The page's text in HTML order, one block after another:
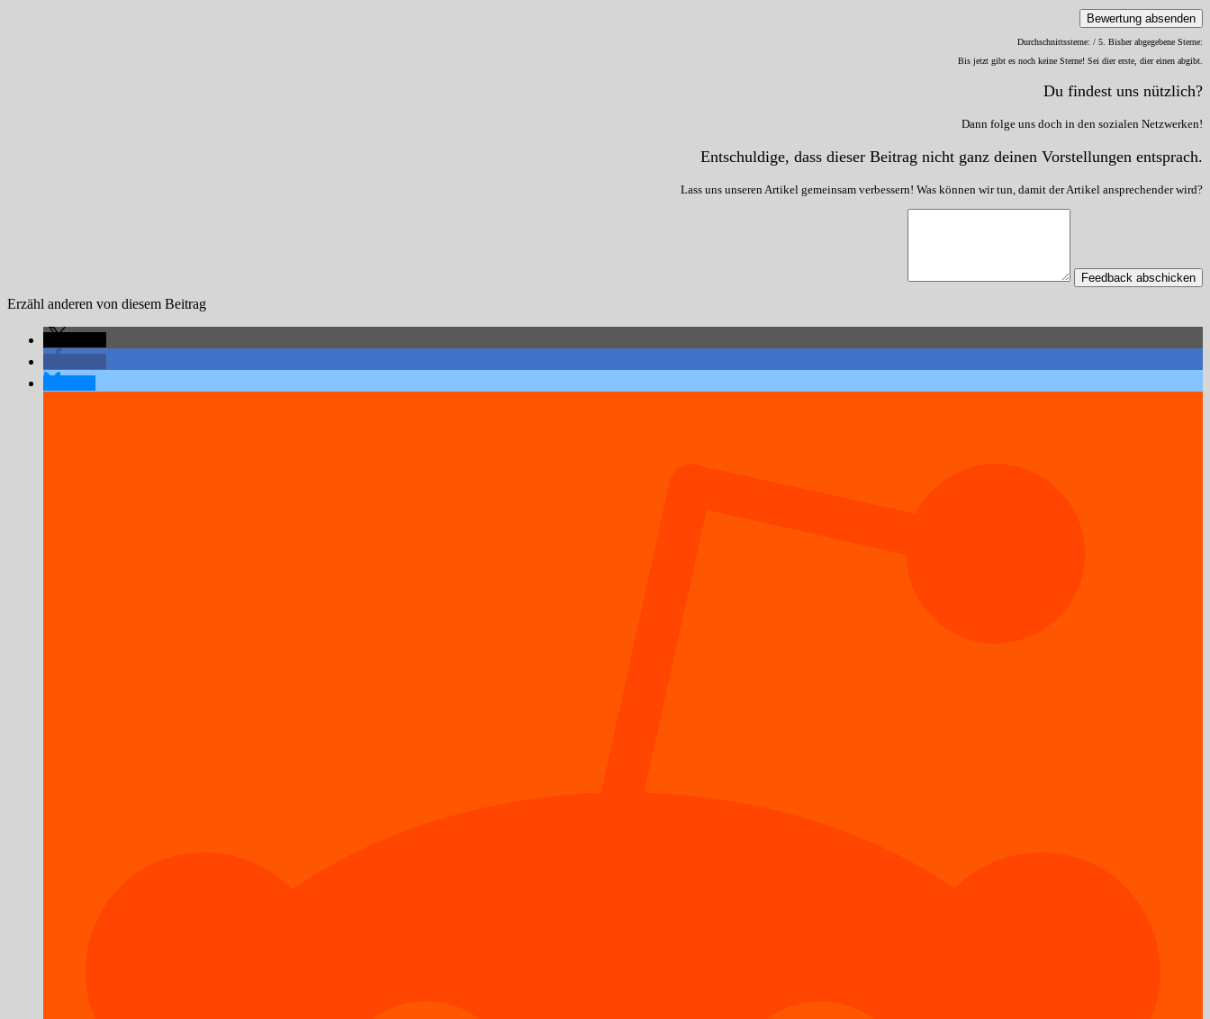
Bewertung absenden
Durchschnittssterne: / 5. Bisher abgegebene Sterne:
Bis jetzt gibt es noch keine Sterne! Sei dier erste, dier einen abgibt.
Du findest uns nützlich?
Dann folge uns doch in den sozialen Netzwerken!
Entschuldige, dass dieser Beitrag nicht ganz deinen Vorstellungen entsprach.
Lass uns unseren Artikel gemeinsam verbessern! Was können wir tun, damit der Artikel ansprechender wird?
Feedback abschicken
Erzähl anderen von diesem Beitrag